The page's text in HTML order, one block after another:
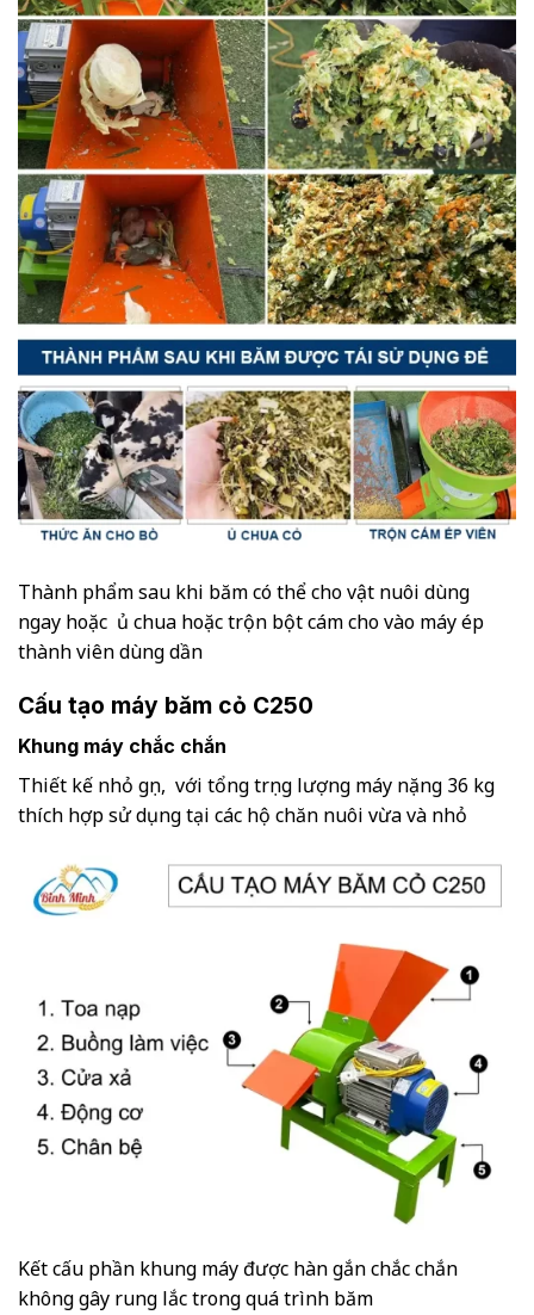
Thành phẩm sau khi băm có thể cho vật nuôi dùng
ngay hoặc ủ chua hoặc trộn bột cám cho vào máy ép
thành viên dùng dần
Cấu tạo máy băm cỏ C250
Khung máy chắc chắn
Thiết kế nhỏ gọn, với tổng trọng lượng máy nặng 36 kg
thích hợp sử dụng tại các hộ chăn nuôi vừa và nhỏ
Kết cấu phần khung máy được hàn gắn chắc chắn
không gây rung lắc trong quá trình băm